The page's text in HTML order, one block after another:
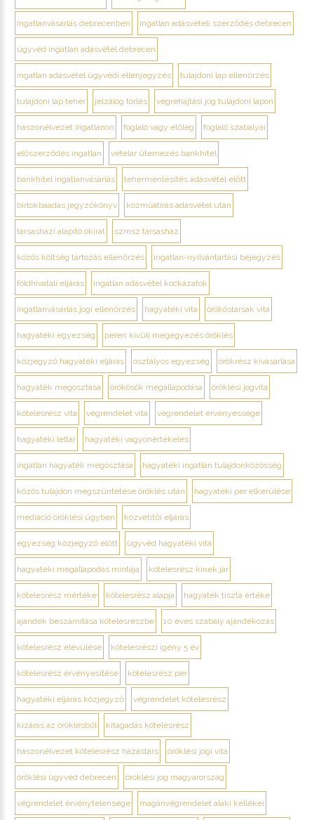
ingatlanvásárlás debrecenben ingatlan adásvételi szerződés debrecen
ügyvéd ingatlan adásvétel debrecen
ingatlan adásvétel ügyvédi ellenjegyzés tulajdoni lap ellenőrzés
tulajdoni lap teher jelzálog törlés végrehajtási jog tulajdoni lapon
haszonélvezet ingatlanon foglaló vagy előleg foglaló szabályai
előszerződés ingatlan vételár ütemezés bankhitel
bankhitel ingatlanvásárlás tehermentesítés adásvétel előtt
birtokbaadás jegyzőkönyv közműátírás adásvétel után
társasházi alapító okirat szmsz társasház
közös költség tartozás ellenőrzés ingatlan-nyilvántartási bejegyzés
földhivatali eljárás ingatlan adásvétel kockázatok
ingatlanvásárlás jogi ellenőrzés hagyatéki vita örököstársak vita
hagyatéki egyezség peren kívüli megegyezés öröklés
közjegyző hagyatéki eljárás osztályos egyezség örökrész kivásárlása
hagyaték megosztása örökösök megállapodása öröklési jogvita
kötelesrész vita végrendelet vita végrendelet érvényessége
hagyatéki leltár hagyatéki vagyonértékelés
ingatlan hagyaték megosztása hagyatéki ingatlan tulajdonközösség
közös tulajdon megszüntetése öröklés után hagyatéki per elkerülése
mediáció öröklési ügyben közvetítői eljárás
egyezség közjegyző előtt ügyvéd hagyatéki vita
hagyatéki megállapodás mintája kötelesrész kinek jár
kötelesrész mértéke kötelesrész alapja hagyaték tiszta értéke
ajándék beszámítása kötelesrészbe 10 éves szabály ajándékozás
kötelesrész elévülése kötelesrészi igény 5 év
kötelesrész érvényesítése kötelesrész per
hagyatéki eljárás közjegyző végrendelet kötelesrész
kizárás az öröklésből kitagadás kötelesrész
haszonélvezet kötelesrész házastárs öröklési jogi vita
öröklési ügyvéd debrecen öröklési jog magyarország
végrendelet érvénytelensége magánvégrendelet alaki kellékei